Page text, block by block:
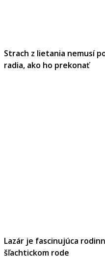
Strach z lietania nemusí
radia, ako ho prekonať
Lazár je fascinujúca
šľachtickom rode